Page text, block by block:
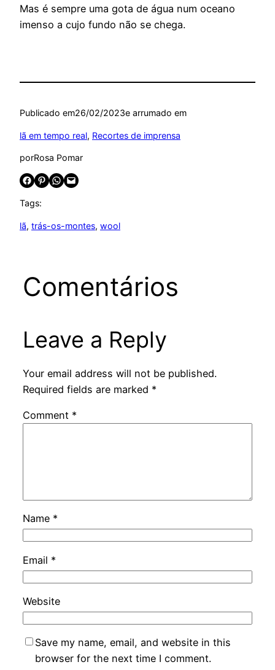
Mas é sempre uma gota de água num oceano
imenso a cujo fundo não se chega.
Publicado em26/02/2023e arrumado em
lã em tempo real, Recortes de imprensa
porRosa Pomar
Share on Facebook Share on Pinterest Share on WhatsApp Email this Page
Tags:
lã, trás-os-montes, wool
Comentários
Leave a Reply
Your email address will not be published.
Required fields are marked *
Comment *
Name *
Email *
Website
Save my name, email, and website in this
browser for the next time I comment.